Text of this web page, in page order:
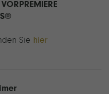
Sie hier